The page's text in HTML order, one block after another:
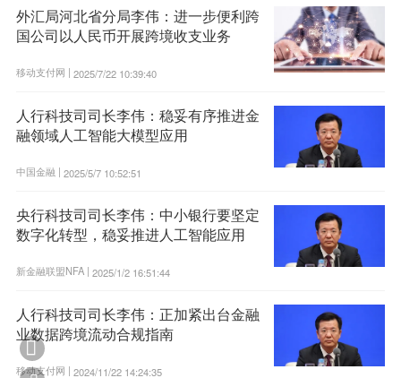
外汇局河北省分局李伟：进一步便利跨
国公司以人民币开展跨境收支业务
移动支付网 | 2025/7/22 10:39:40
人行科技司司长李伟：稳妥有序推进金
融领域人工智能大模型应用
中国金融 | 2025/5/7 10:52:51
央行科技司司长李伟：中小银行要坚定
数字化转型，稳妥推进人工智能应用
新金融联盟NFA | 2025/1/2 16:51:44
人行科技司司长李伟：正加紧出台金融
业数据跨境流动合规指南
移动支付网 | 2024/11/22 14:24:35
